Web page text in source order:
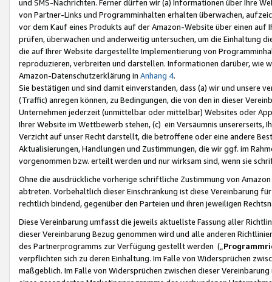
und SMS-Nachrichten. Ferner dürfen wir (a) Informationen über Ihre
von Partner-Links und Programminhalten erhalten überwachen,
vor dem Kauf eines Produkts auf der Amazon-Website über einen
prüfen, überwachen und anderweitig untersuchen, um die Einhaltung
die auf Ihrer Website dargestellte Implementierung von
reproduzieren, verbreiten und darstellen. Informationen darüber, wie
Amazon-Datenschutzerklärung in Anhang 4.
Sie bestätigen und sind damit einverstanden, dass (a) wir und
(Traffic) anregen können, zu Bedingungen, die von den in dieser
Unternehmen jederzeit (unmittelbar oder mittelbar) Websites oder
Ihrer Website im Wettbewerb stehen, (c) ein Versäumnis unsererseits,
Verzicht auf unser Recht darstellt, die betroffene oder eine andere
Aktualisierungen, Handlungen und Zustimmungen, die wir ggf. im
vorgenommen bzw. erteilt werden und nur wirksam sind, wenn sie
Ohne die ausdrückliche vorherige schriftliche Zustimmung von
abtreten. Vorbehaltlich dieser Einschränkung ist diese Vereinbarung
rechtlich bindend, gegenüber den Parteien und ihren jeweiligen
Diese Vereinbarung umfasst die jeweils aktuellste Fassung aller
dieser Vereinbarung Bezug genommen wird und alle anderen
des Partnerprogramms zur Verfügung gestellt werden („
verpflichten sich zu deren Einhaltung. Im Falle von Widersprüchen
maßgeblich. Im Falle von Widersprüchen zwischen dieser